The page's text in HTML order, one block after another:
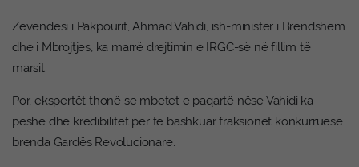
Zëvendësi i Pakpourit, Ahmad Vahidi, ish-ministër i Brendshëm
dhe i Mbrojtjes, ka marrë drejtimin e IRGC-së në fillim të
marsit.
Por, ekspertët thonë se mbetet e paqartë nëse Vahidi ka
peshë dhe kredibilitet për të bashkuar fraksionet konkurruese
brenda Gardës Revolucionare.